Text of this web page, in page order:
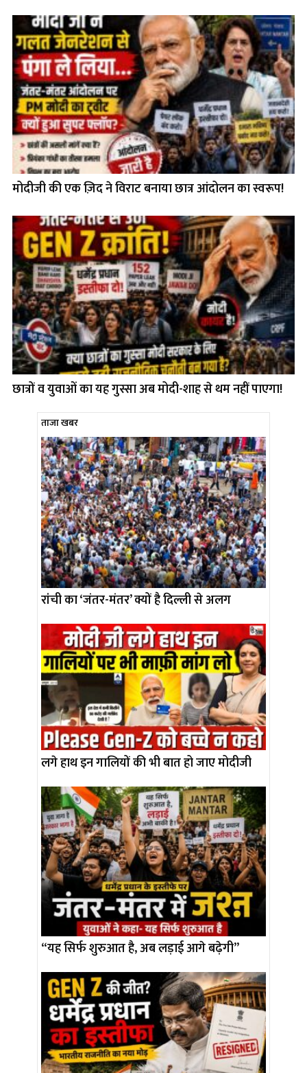
मोदीजी की एक ज़िद ने विराट बनाया छात्र आंदोलन का स्वरूप!
छात्रों व युवाओं का यह गुस्सा अब मोदी-शाह से थम नहीं पाएगा!
ताजा खबर
रांची का ‘जंतर-मंतर’ क्यों है दिल्ली से अलग
लगे हाथ इन गालियों की भी बात हो जाए मोदीजी
“यह सिर्फ शुरुआत है, अब लड़ाई आगे बढ़ेगी”